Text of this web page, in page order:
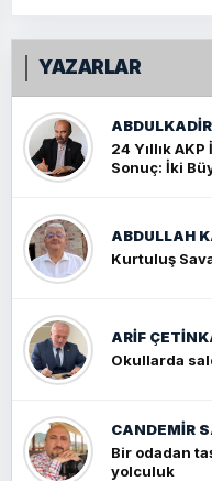
YAZARLAR
24 Yıllık AKP
Sonuç: İki
ABDULLAH
Kurtuluş
ARIF
Okullarda
CANDEMIR
Bir odadan
yolculuk